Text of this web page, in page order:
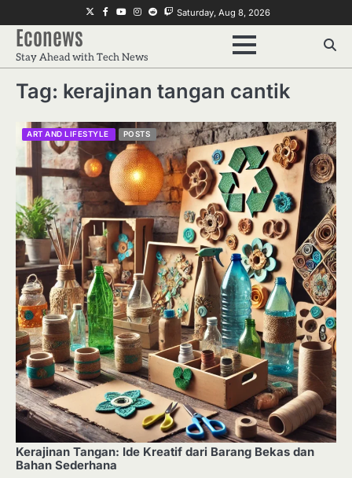
to
content
Twitter
Facebook
YoutubeInstagram
RedditTwitch
Saturday, Aug 8, 2026
Econews
Stay Ahead with Tech News
Tag: kerajinan tangan cantik
ART AND LIFESTYLE POSTS
Kerajinan Tangan: Ide Kreatif dari Barang Bekas dan
Bahan Sederhana